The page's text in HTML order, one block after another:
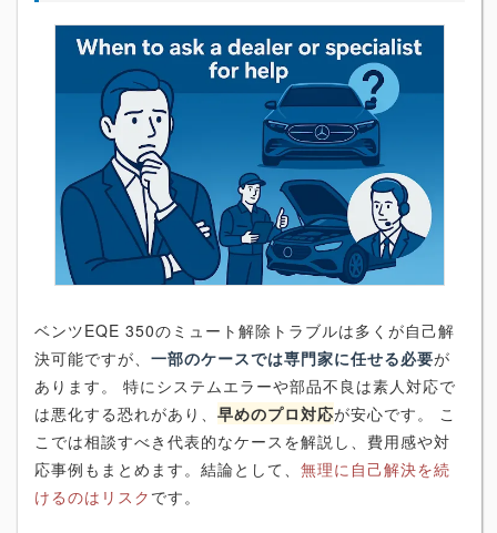
ベンツEQE 350のミュート解除トラブルは多くが自己解
決可能ですが、 一部のケースでは専門家に任せる必要が
あります。 特にシステムエラーや部品不良は素人対応で
は悪化する恐れがあり、 早めのプロ対応が安心です。 こ
こでは相談すべき代表的なケースを解説し、費用感や対
応事例もまとめます。結論として、 無理に自己解決を続
けるのはリスク です。